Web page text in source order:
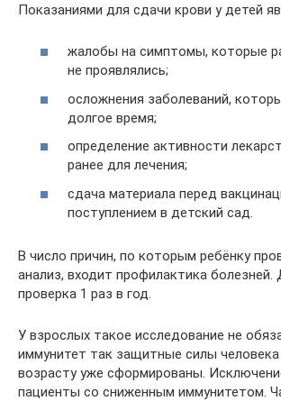
Показаниями для сдачи крови у детей
жалобы на симптомы, которые
не проявлялись;
осложнения заболеваний,
долгое время;
определение активности
ранее для лечения;
сдача материала перед
поступлением в детский сад.
В число причин, по которым ребёнку
анализ, входит профилактика болезней.
проверка 1 раз в год.
У взрослых такое исследование не
иммунитет так защитные силы
возрасту уже сформированы.
пациенты со сниженным иммунитетом.